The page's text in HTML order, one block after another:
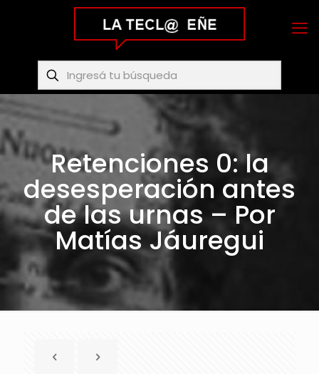
Retenciones 0: la
desesperación antes
de las urnas – Por
Matías Jáuregui